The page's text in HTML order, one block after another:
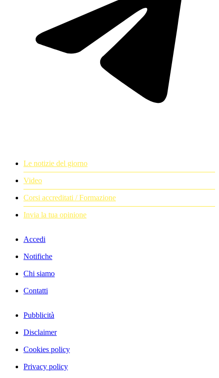
Le notizie del giorno
Video
Corsi accreditati / Formazione
Invia la tua opinione
Accedi
Notifiche
Chi siamo
Contatti
Pubblicità
Disclaimer
Cookies policy
Privacy policy